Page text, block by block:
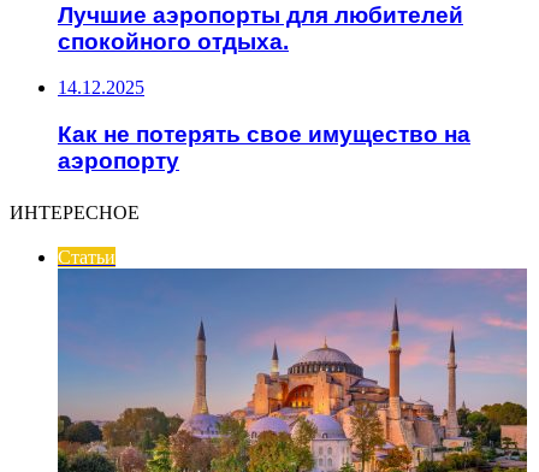
Лучшие аэропорты для любителей
спокойного отдыха.
14.12.2025
Как не потерять свое имущество на
аэропорту
ИНТЕРЕСНОЕ
Статьи